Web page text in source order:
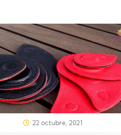
22 octubre, 2021